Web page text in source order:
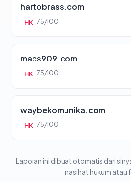
hartobrass.com
HK 75/100
macs909.com
HK 75/100
waybekomunika.com
HK 75/100
Laporan ini dibuat otomatis dari
nasihat hukum atau